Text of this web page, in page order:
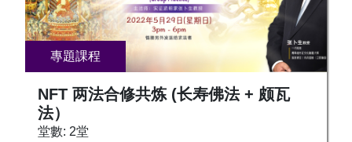
康，直接投射到“肉体身”上，被认为是“肉体身”上
的疾病。 换言之，人的情绪是由“身内身”的情绪决
定的，人的健康也是由“身内身”决定的。“身内
身”健康，肉身才会健康；“身内身”那个我情绪快乐
了，肉身这个我才会开心愉快！ 怎样寻找“身内
身”，怎样让“身内身”可以独立“肉体身”，而变成“身
外身”？ 古代东西方圣人们留下了很多宝贵的经验
專題課程
NFT 两法合修共炼 (长寿佛法 + 颇瓦
法）
堂數: 2堂